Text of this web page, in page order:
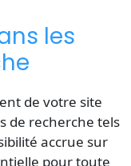
les
de votre site
de recherche tels
accrue sur
pour toute